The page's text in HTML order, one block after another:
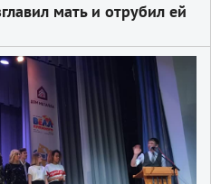
мать и отрубил ей